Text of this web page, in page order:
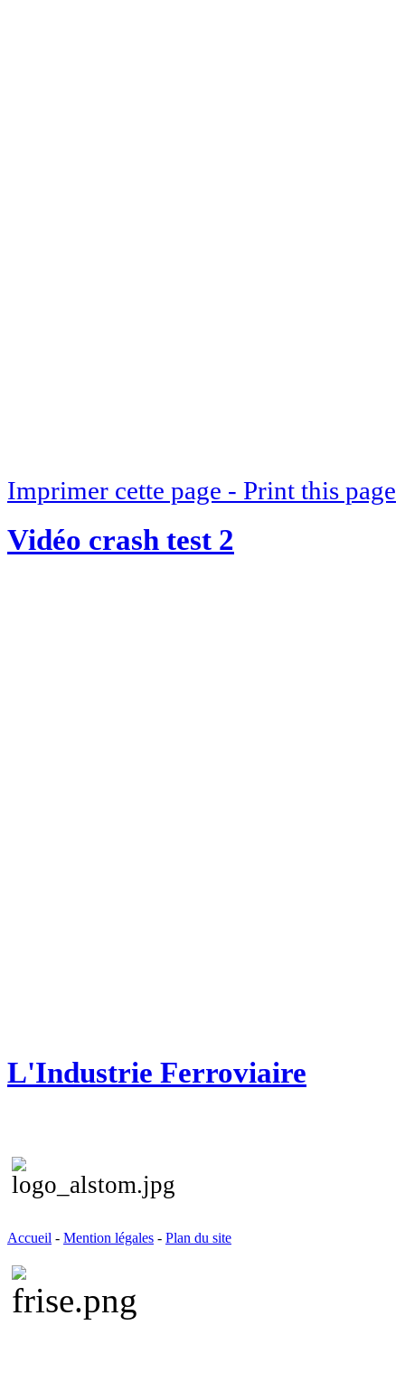
Imprimer cette page - Print this page
Vidéo crash test 2
L'Industrie Ferroviaire
Accueil - Mention légales - Plan du site